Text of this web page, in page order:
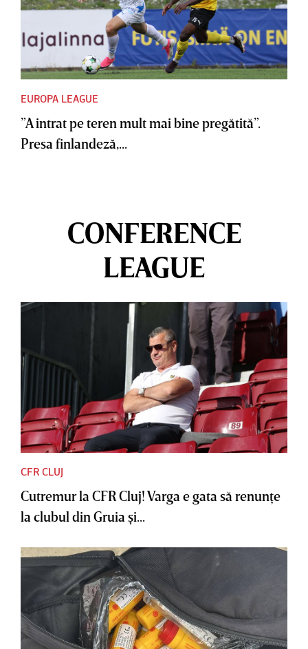
EUROPA LEAGUE
”A intrat pe teren mult mai bine pregătită”.
Presa finlandeză,...
CONFERENCE
LEAGUE
CFR CLUJ
Cutremur la CFR Cluj! Varga e gata să renunţe
la clubul din Gruia şi...